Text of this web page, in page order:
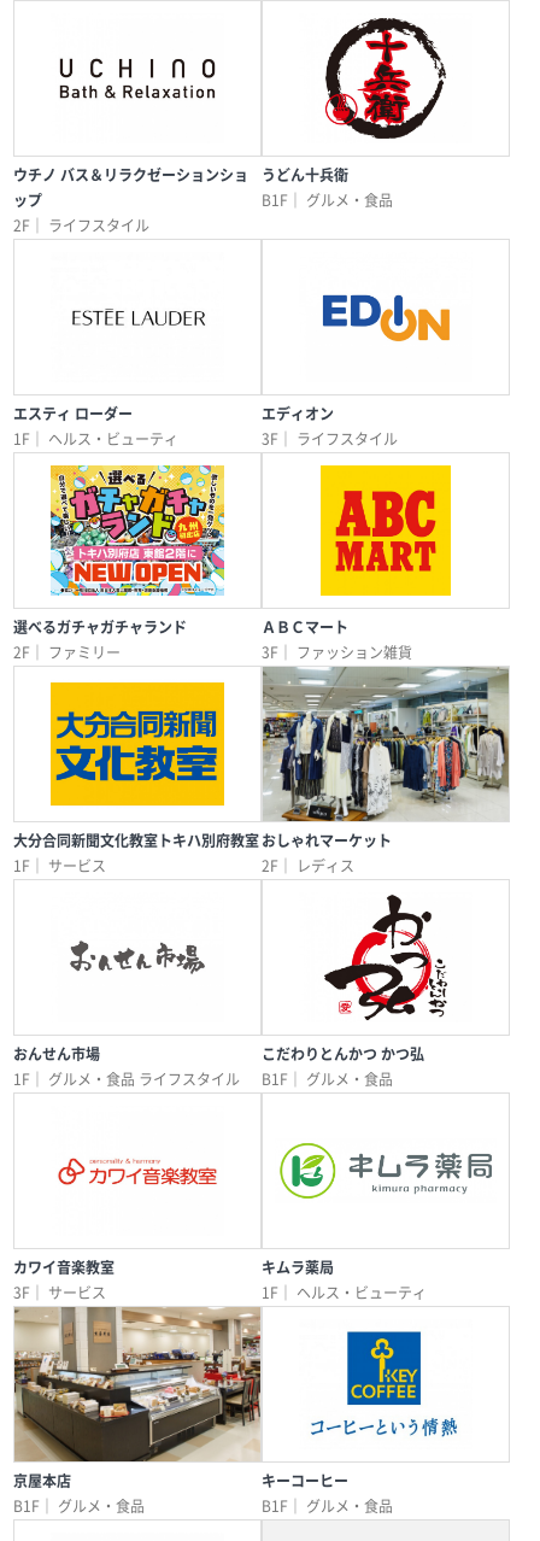
ウチノ バス＆リラクゼーションショ
ップ
2F｜
ライフスタイル
うどん十兵衛
B1F｜
グルメ・食品
エスティ ローダー
1F｜
ヘルス・ビューティ
エディオン
3F｜
ライフスタイル
選べるガチャガチャランド
2F｜
ファミリー
ＡＢＣマート
3F｜
ファッション雑貨
大分合同新聞文化教室トキハ別府教室
1F｜
サービス
おしゃれマーケット
2F｜
レディス
おんせん市場
1F｜
グルメ・食品 ライフスタイル
こだわりとんかつ かつ弘
B1F｜
グルメ・食品
カワイ音楽教室
3F｜
サービス
キムラ薬局
1F｜
ヘルス・ビューティ
京屋本店
B1F｜
グルメ・食品
キーコーヒー
B1F｜
グルメ・食品